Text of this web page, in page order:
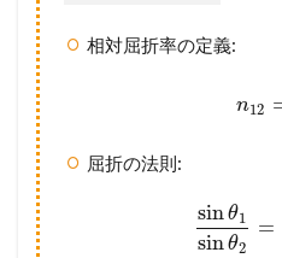
相対屈折率の定義:
n12
屈折の法則:
sinθ1
sinθ2
=